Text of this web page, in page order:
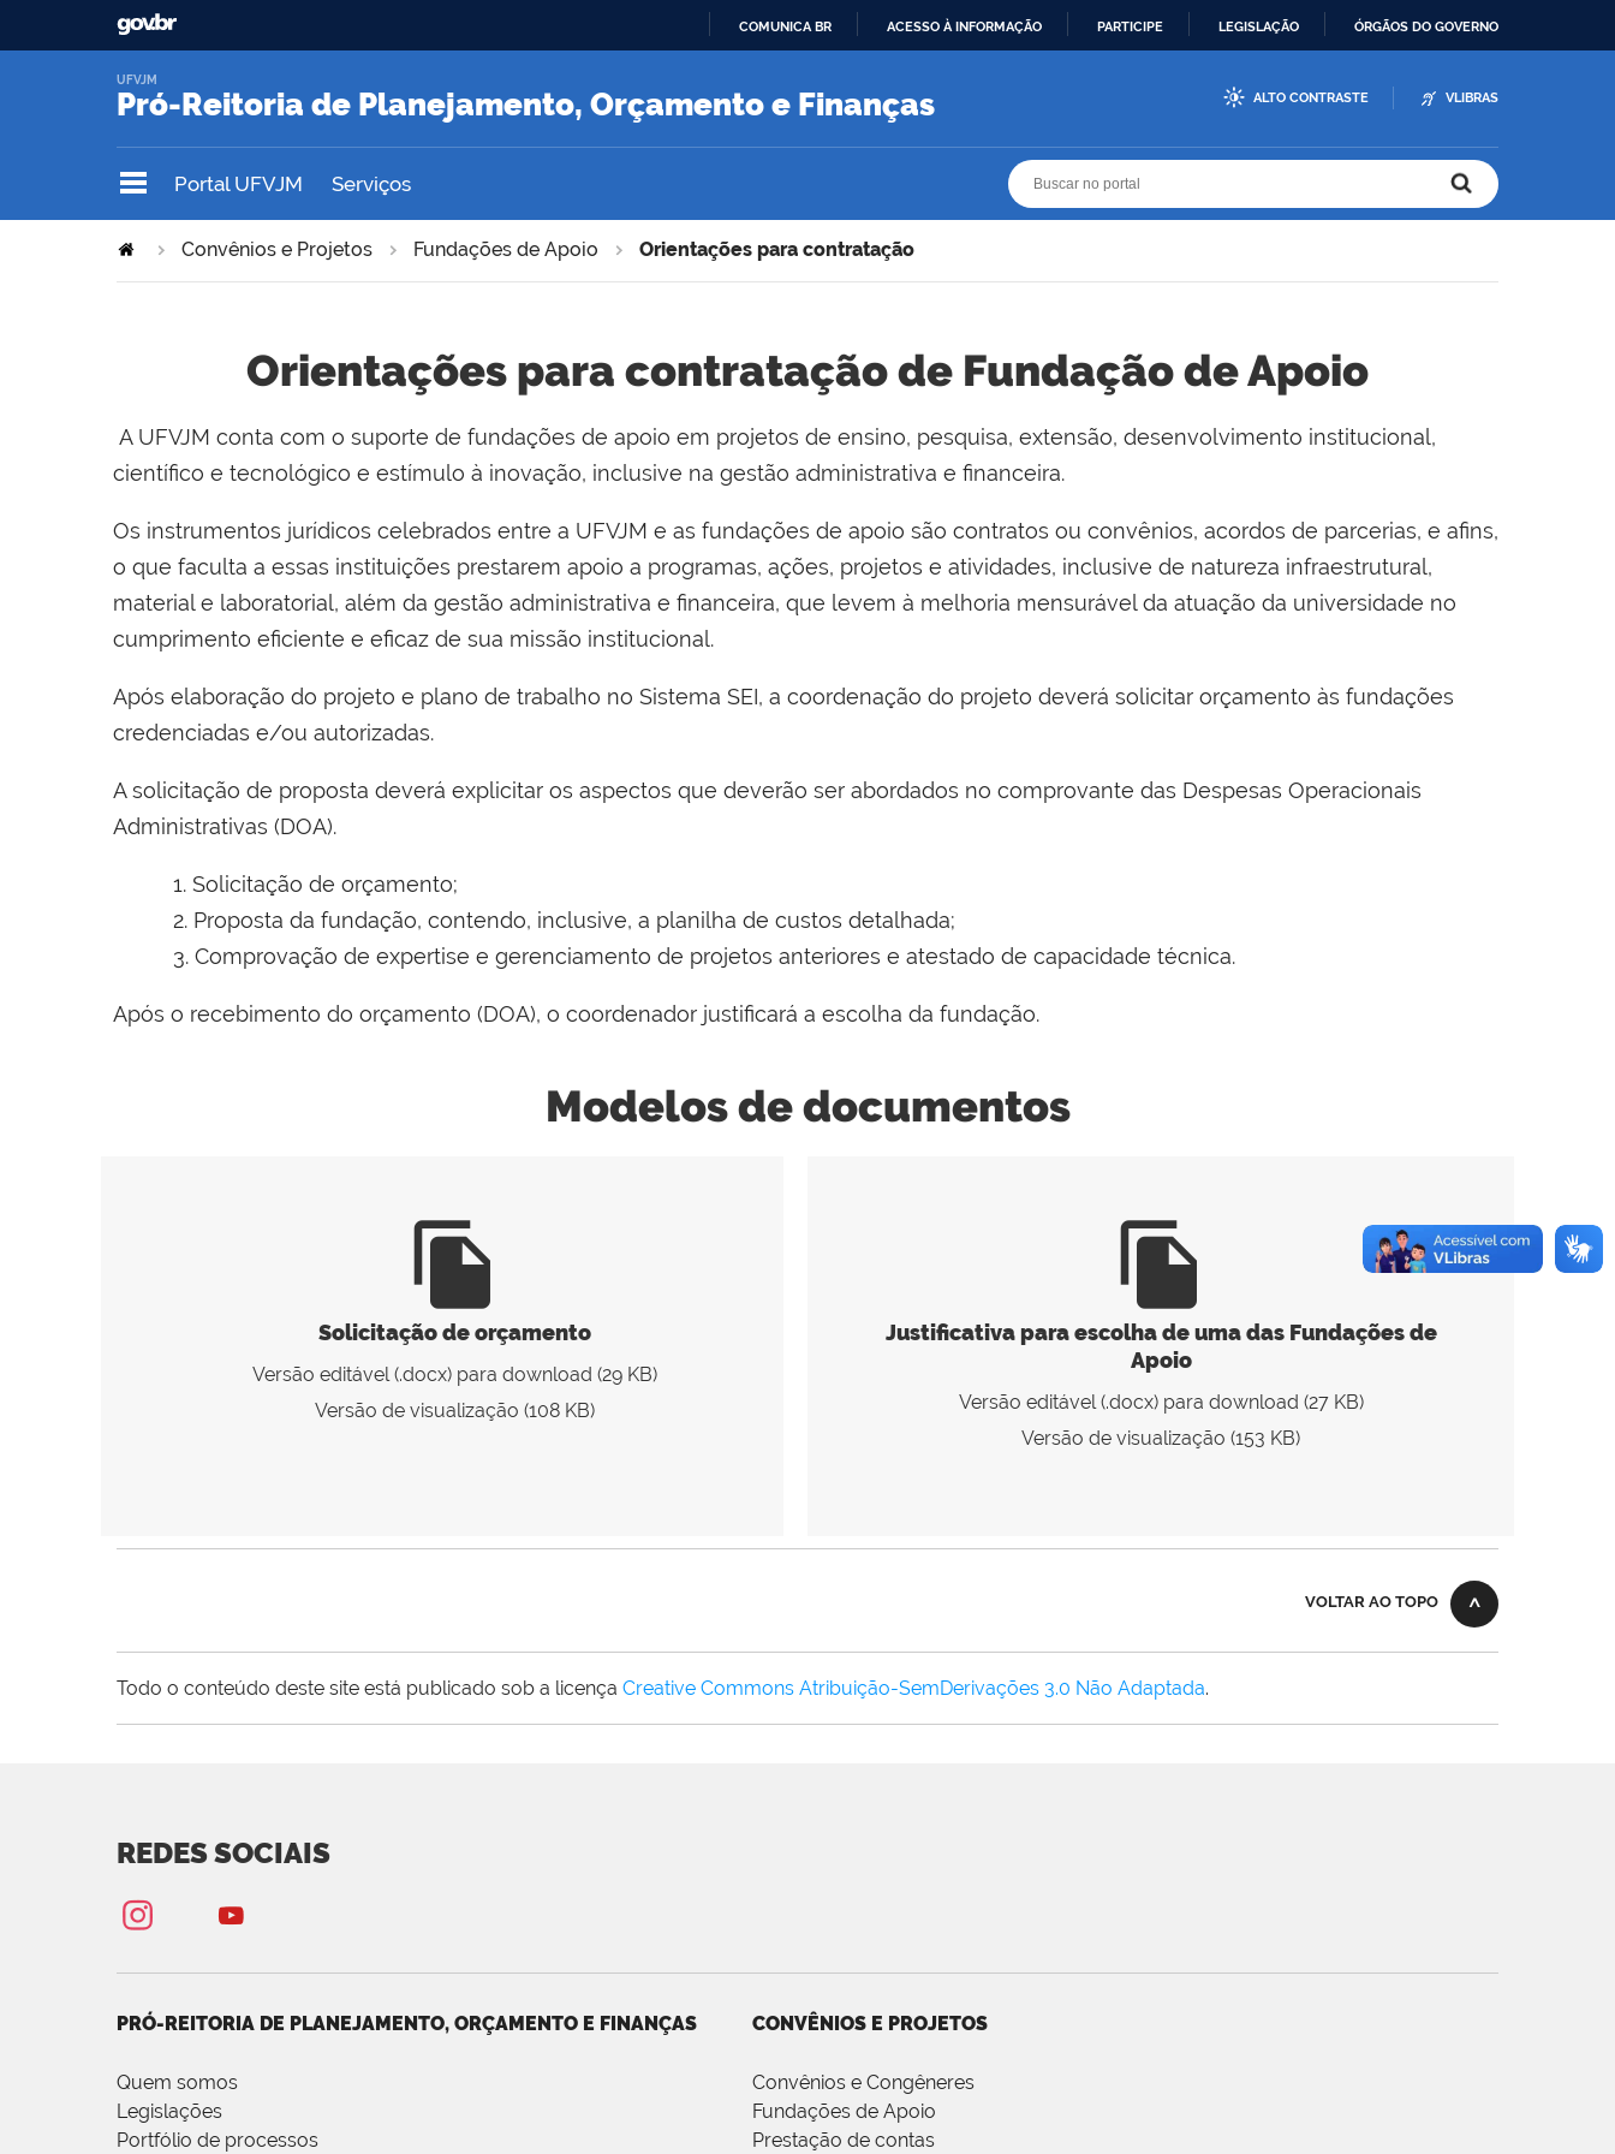
O
COMUNICA BR ACESSO À INFORMAÇÃO PARTICIPE LEGISLAÇÃO ÓRGÃOS DO GOVERNO
Pró-Reitoria de Planejamento, Orçamento e Finanças
UFVJM
ALTO CONTRASTE VLIBRAS
Portal UFVJM Serviços
Convênios e Projetos Fundações de Apoio Orientações para contratação
Orientações para contratação de Fundação de Apoio
A UFVJM conta com o suporte de fundações de apoio em projetos de ensino, pesquisa, extensão, desenvolvimento institucional,
científico e tecnológico e estímulo à inovação, inclusive na gestão administrativa e financeira.
Os instrumentos jurídicos celebrados entre a UFVJM e as fundações de apoio são contratos ou convênios, acordos de parcerias, e afins,
o que faculta a essas instituições prestarem apoio a programas, ações, projetos e atividades, inclusive de natureza infraestrutural,
material e laboratorial, além da gestão administrativa e financeira, que levem à melhoria mensurável da atuação da universidade no
cumprimento eficiente e eficaz de sua missão institucional.
Após elaboração do projeto e plano de trabalho no Sistema SEI, a coordenação do projeto deverá solicitar orçamento às fundações
credenciadas e/ou autorizadas.
A solicitação de proposta deverá explicitar os aspectos que deverão ser abordados no comprovante das Despesas Operacionais
Administrativas (DOA).
1. Solicitação de orçamento;
2. Proposta da fundação, contendo, inclusive, a planilha de custos detalhada;
3. Comprovação de expertise e gerenciamento de projetos anteriores e atestado de capacidade técnica.
Após o recebimento do orçamento (DOA), o coordenador justificará a escolha da fundação.
Modelos de documentos
file_copy
Solicitação de orçamento
Versão editável (.docx) para download (29 KB)
Versão de visualização (108 KB)
file_copy
Justificativa para escolha de uma das Fundações de
Apoio
Versão editável (.docx) para download (27 KB)
Versão de visualização (153 KB)
VOLTAR AO TOPO
Todo o conteúdo deste site está publicado sob a licença Creative Commons Atribuição-SemDerivações 3.0 Não Adaptada.
REDES SOCIAIS
PRÓ-REITORIA DE PLANEJAMENTO, ORÇAMENTO E FINANÇAS
Quem somos
Legislações
Portfólio de processos
CONVÊNIOS E PROJETOS
Convênios e Congêneres
Fundações de Apoio
Prestação de contas